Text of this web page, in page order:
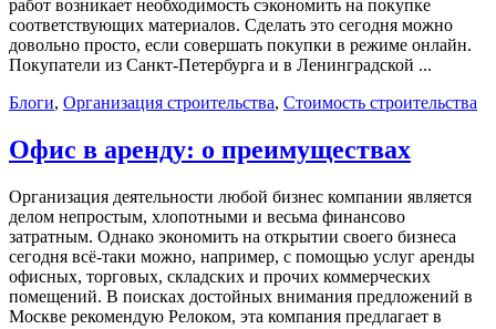
работ возникает необходимость сэкономить на покупке
соответствующих материалов. Сделать это сегодня можно
довольно просто, если совершать покупки в режиме онлайн.
Покупатели из Санкт-Петербурга и в Ленинградской ...
Блоги, Организация строительства, Стоимость строительства
Офис в аренду: о преимуществах
Организация деятельности любой бизнес компании является
делом непростым, хлопотными и весьма финансово
затратным. Однако экономить на открытии своего бизнеса
сегодня всё-таки можно, например, с помощью услуг аренды
офисных, торговых, складских и прочих коммерческих
помещений. В поисках достойных внимания предложений в
Москве рекомендую Релоком, эта компания предлагает в